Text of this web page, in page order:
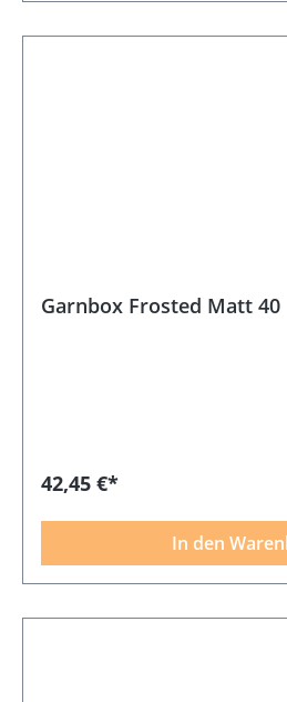
Garnbox Frosted Matt 40
42,45 €*
In den